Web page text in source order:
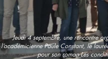
Jeudi 4 septembre, une rencontre
l’académicienne Paule Constant, le
pour son roman Les